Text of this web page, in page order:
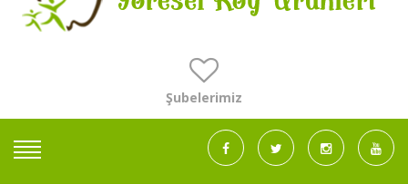
Şubelerimiz